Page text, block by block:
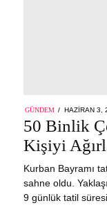
GÜNDEM
POSTED
ON
HAZIRAN 3,
50 Binlik
Kişiyi
Kurban Bayramı
sahne oldu.
9 günlük tatil